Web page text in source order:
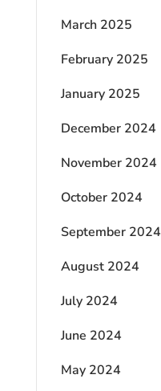
March 2025
February 2025
January 2025
December 2024
November 2024
October 2024
September 2024
August 2024
July 2024
June 2024
May 2024